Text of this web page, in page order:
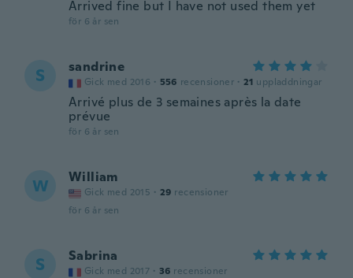
Arrived fine but I have not used them yet
för 6 år sen
S sandrine
Gick med 2016 · 556 recensioner · 21 uppladdningar
Arrivé plus de 3 semaines après la date
prévue
för 6 år sen
W William
Gick med 2015 · 29 recensioner
för 6 år sen
S Sabrina
Gick med 2017 · 36 recensioner